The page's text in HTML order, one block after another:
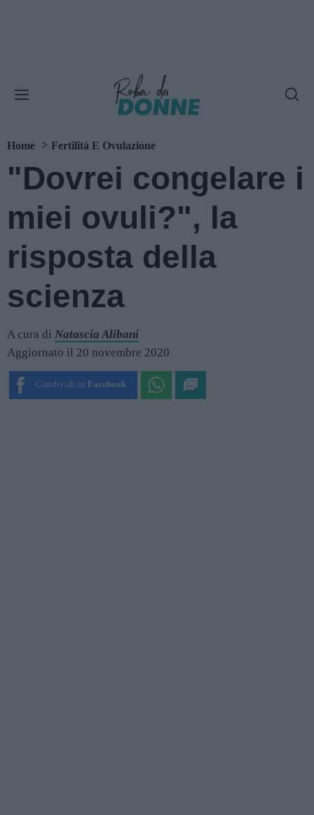
Home Fertilità E Ovulazione
"Dovrei congelare i
miei ovuli?", la
risposta della
scienza
A cura di Natascia Alibani
Aggiornato il 20 novembre 2020
Condividi su Facebook